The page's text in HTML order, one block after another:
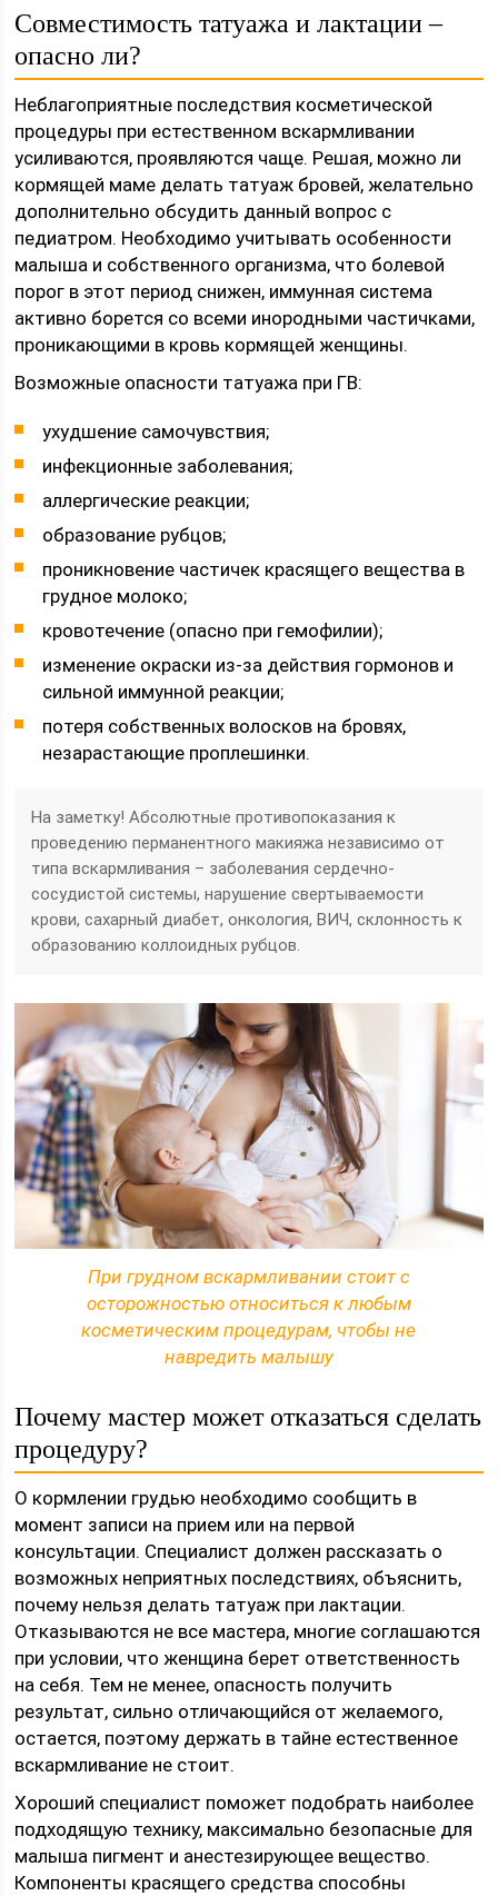
Совместимость татуажа и лактации –
опасно ли?
Неблагоприятные последствия косметической
процедуры при естественном вскармливании
усиливаются, проявляются чаще. Решая, можно ли
кормящей маме делать татуаж бровей, желательно
дополнительно обсудить данный вопрос с
педиатром. Необходимо учитывать особенности
малыша и собственного организма, что болевой
порог в этот период снижен, иммунная система
активно борется со всеми инородными частичками,
проникающими в кровь кормящей женщины.
Возможные опасности татуажа при ГВ:
ухудшение самочувствия;
инфекционные заболевания;
аллергические реакции;
образование рубцов;
проникновение частичек красящего вещества в
грудное молоко;
кровотечение (опасно при гемофилии);
изменение окраски из-за действия гормонов и
сильной иммунной реакции;
потеря собственных волосков на бровях,
незарастающие проплешинки.
На заметку! Абсолютные противопоказания к
проведению перманентного макияжа независимо от
типа вскармливания – заболевания сердечно-
сосудистой системы, нарушение свертываемости
крови, сахарный диабет, онкология, ВИЧ, склонность к
образованию коллоидных рубцов.
При грудном вскармливании стоит с
осторожностью относиться к любым
косметическим процедурам, чтобы не
навредить малышу
Почему мастер может отказаться сделать
процедуру?
О кормлении грудью необходимо сообщить в
момент записи на прием или на первой
консультации. Специалист должен рассказать о
возможных неприятных последствиях, объяснить,
почему нельзя делать татуаж при лактации.
Отказываются не все мастера, многие соглашаются
при условии, что женщина берет ответственность
на себя. Тем не менее, опасность получить
результат, сильно отличающийся от желаемого,
остается, поэтому держать в тайне естественное
вскармливание не стоит.
Хороший специалист поможет подобрать наиболее
подходящую технику, максимально безопасные для
малыша пигмент и анестезирующее вещество.
Компоненты красящего средства способны